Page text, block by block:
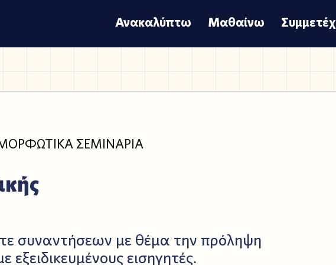
Ανακαλύπτω Μαθαίνω
ΣΕΜΙΝΑΡΙΑ
συναντήσεων με θέμα την πρόληψη
εξειδικευμένους εισηγητές.